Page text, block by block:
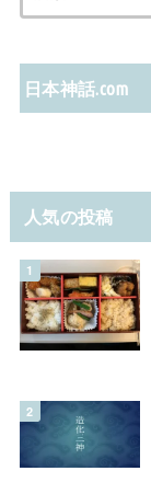
日本神話.com
人気の投稿